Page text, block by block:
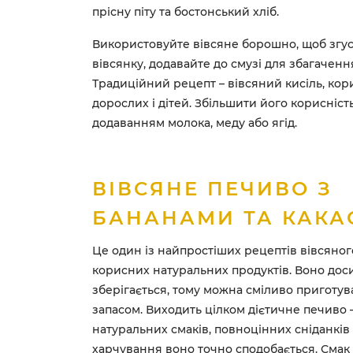
прісну піту та бостонський хліб.
Використовуйте вівсяне борошно, щоб
вівсянку, додавайте до смузі для
Традиційний рецепт – вівсяний кисіль,
дорослих і дітей. Збільшити його
додаванням молока, меду або ягід.
ВІВСЯНЕ ПЕЧИВО З
БАНАНАМИ ТА
Це один із найпростіших рецептів
корисних натуральних продуктів. Воно
зберігається, тому можна сміливо
запасом. Виходить цілком дієтичне
натуральних смаків, повноцінних
харчування воно точно сподобається.